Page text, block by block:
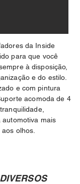
da Inside
para que você
à disposição,
e do estilo.
e com pintura
acomoda de 4
mais
olhos.